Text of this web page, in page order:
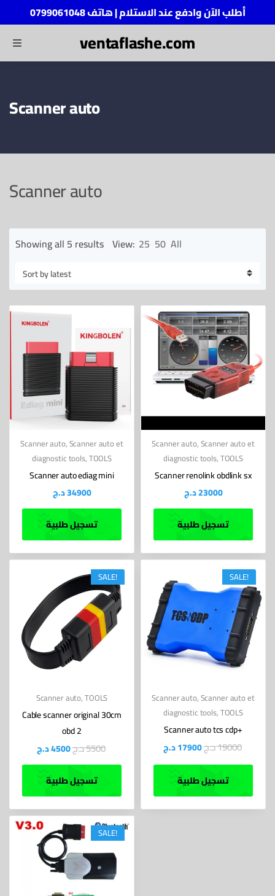
أطلب الآن وادفع عند الاستلام | هاتف 0799061048
MENU ventaflashe.com
Scanner auto
Scanner auto
Showing all 5 resultsSorted
View: 25 50 All
Scanner auto,Scanner auto et
diagnostic tools,TOOLS
Scanner auto ediag mini
34900د.ج
تسجيل طلبية
Scanner auto,Scanner auto et
diagnostic tools,TOOLS
Scanner renolink obdlink sx
23000د.ج
تسجيل طلبية
SALE!
Scanner auto,TOOLS
Cable scanner original 30cm
obd 2
4500د.ج 5500د.ج
تسجيل طلبية
SALE!
Scanner auto,Scanner auto et
diagnostic tools,TOOLS
Scanner auto tcs cdp+
17900د.ج 19000د.ج
تسجيل طلبية
SALE!